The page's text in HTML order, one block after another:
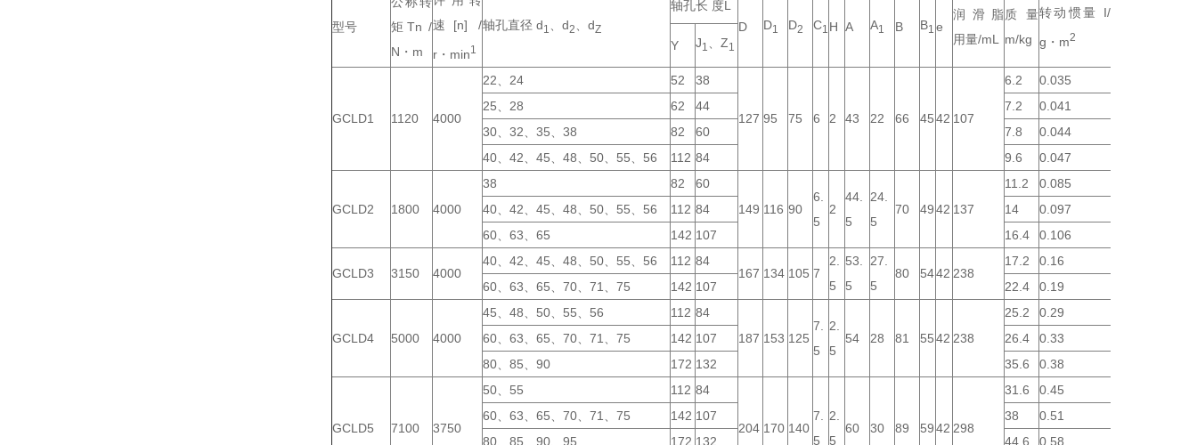
型号
矩Tn /
N・m
速[n] /
r・min1
轴孔直径 d1 、d2 、dZ
轴孔长 度L
D
D1 D2 C1 H A A1 B B1 e
润滑脂
用量/mL
质量
m/kg
转动惯量 I/k
g・m2
Y J1 、Z1
GCLD1 1120 4000
22、24 52 38
127 95 75 6 2 43 22 66 4542 107
6.2
0.035
25、28
62 44 7.2
0.041
30、32、35、38
82 60 7.8
0.044
40、42、45、48、50、55、56
112 84 9.6 0.047
GCLD2 1800 4000
38 82
60
149 116 90
6.
5
2
44.
5
24.
5
70 4942 137
11.2
0.085
40、42、45、48、50、55、56
112 84 14
0.097
60、63、65
142 107 16.4 0.106
GCLD3 3150 4000
40、42、45、48、50、55、56 112 84
167 134 105 7
2.
5
53.
5
27.
5
80 5442 238
17.2
0.16
60、63、65、70、71、75
142 107 22.4 0.19
GCLD4 5000 4000
45、48、50、55、56 112 84
187 153 125
7.
5
2.
5
54 28 81 5542 238
25.2
0.29
60、63、65、70、71、75
142 107 26.4
0.33
80、85、90
172 132 35.6 0.38
GCLD5 7100 3750
50、55 112 84
204 170 140
7.
5
2.
5
60 30 89 5942 298
31.6
0.45
60、63、65、70、71、75
142 107 38
0.51
80、85、90、95
172 132 44.6
0.58